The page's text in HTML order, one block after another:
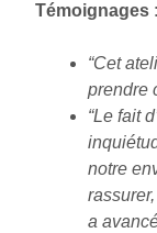
Témoignages :
“Cet
prendre
“Le fait
notre
a